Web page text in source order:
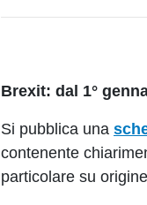
Brexit: dal 1°
Si pubblica una
contenente
particolare su